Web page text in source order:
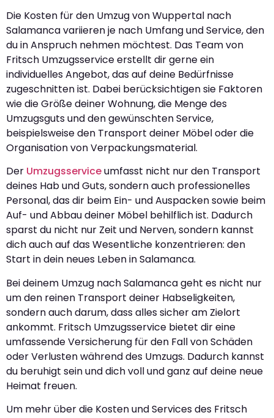
Die Kosten für den Umzug von Wuppertal nach
Salamanca variieren je nach Umfang und Service, den
du in Anspruch nehmen möchtest. Das Team von
Fritsch Umzugsservice erstellt dir gerne ein
individuelles Angebot, das auf deine Bedürfnisse
zugeschnitten ist. Dabei berücksichtigen sie Faktoren
wie die Größe deiner Wohnung, die Menge des
Umzugsguts und den gewünschten Service,
beispielsweise den Transport deiner Möbel oder die
Organisation von Verpackungsmaterial.
Der Umzugsserviceumfasst nicht nur den Transport
deines Hab und Guts, sondern auch professionelles
Personal, das dir beim Ein- und Auspacken sowie beim
Auf- und Abbau deiner Möbel behilflich ist. Dadurch
sparst du nicht nur Zeit und Nerven, sondern kannst
dich auch auf das Wesentliche konzentrieren: den
Start in dein neues Leben in Salamanca.
Bei deinem Umzug nach Salamanca geht es nicht nur
um den reinen Transport deiner Habseligkeiten,
sondern auch darum, dass alles sicher am Zielort
ankommt. Fritsch Umzugsservice bietet dir eine
umfassende Versicherung für den Fall von Schäden
oder Verlusten während des Umzugs. Dadurch kannst
du beruhigt sein und dich voll und ganz auf deine neue
Heimat freuen.
Um mehr über die Kosten und Services des Fritsch